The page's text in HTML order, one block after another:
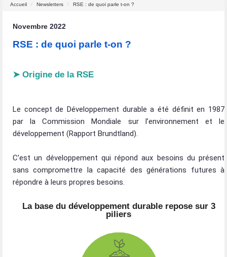
Accueil Newsletters RSE : de quoi parle t-on ?
Novembre 2022
RSE : de quoi parle t-on ?
➤ Origine de la RSE
Le concept de Développement durable a été définit en 1987
par la Commission Mondiale sur l’environnement et le
développement (Rapport Brundtland).
C’est un développement qui répond aux besoins du présent
sans compromettre la capacité des générations futures à
répondre à leurs propres besoins.
La base du développement durable repose sur 3
piliers